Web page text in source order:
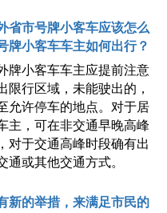
省市号牌小客车应该怎么
牌小客车车主如何出行？
牌小客车车主应提前注意
限行区域，未能驶出的，
允许停车的地点。对于居
主，可在非交通早晚高峰
对于交通高峰时段确有出
或其他交通方式。
新的举措，来满足市民的